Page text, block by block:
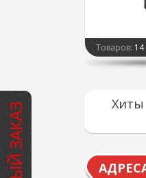
Товаров: 14